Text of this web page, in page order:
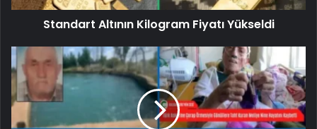
Standart Altının Kilogram Fiyatı Yükseldi